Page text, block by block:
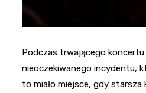
Podczas trwającego koncertu
nieoczekiwanego incydentu,
to miało miejsce, gdy